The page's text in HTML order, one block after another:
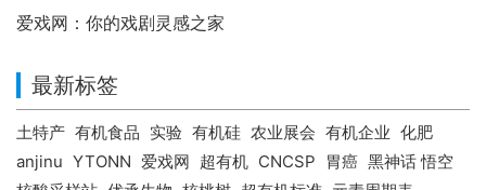
爱戏网：你的戏剧灵感之家
最新标签
土特产 有机食品 实验 有机硅 农业展会 有机企业 化肥
anjinu YTONN 爱戏网 超有机 CNCSP 胃癌 黑神话 悟空